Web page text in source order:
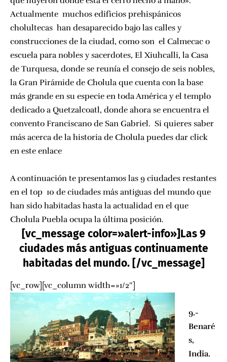
Actualmente muchos edificios prehispánicos
cholultecas han desaparecido bajo las calles y
construcciones de la ciudad, como son el Calmecac o
escuela para nobles y sacerdotes, El Xiuhcalli, la Casa
de Turquesa, donde se reunía el consejo de seis nobles,
la Gran Pirámide de Cholula que cuenta con la base
más grande en su especie en toda América y el templo
dedicado a Quetzalcoatl, donde ahora se encuentra el
convento Franciscano de San Gabriel. Si quieres saber
más acerca de la historia de Cholula puedes dar click
en este enlace
A continuación te presentamos las 9 ciudades restantes
en el top 10 de ciudades más antiguas del mundo que
han sido habitadas hasta la actualidad en el que
Cholula Puebla ocupa la última posición.
[vc_message color=»alert-info»]Las 9
ciudades más antiguas continuamente
habitadas del mundo. [/vc_message]
[vc_row][vc_column width=»1/2″]
9.-
Benaré
s,
India.